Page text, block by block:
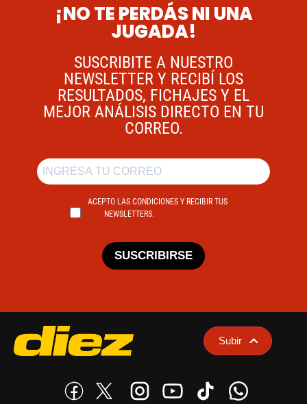
¡NO TE PERDÁS NI UNA
JUGADA!
SUSCRIBITE A NUESTRO
NEWSLETTER Y RECIBÍ LOS
RESULTADOS, FICHAJES Y EL
MEJOR ANÁLISIS DIRECTO EN TU
CORREO.
ACEPTO LAS CONDICIONES Y RECIBIR TUS
NEWSLETTERS.
SUSCRIBIRSE
Subir